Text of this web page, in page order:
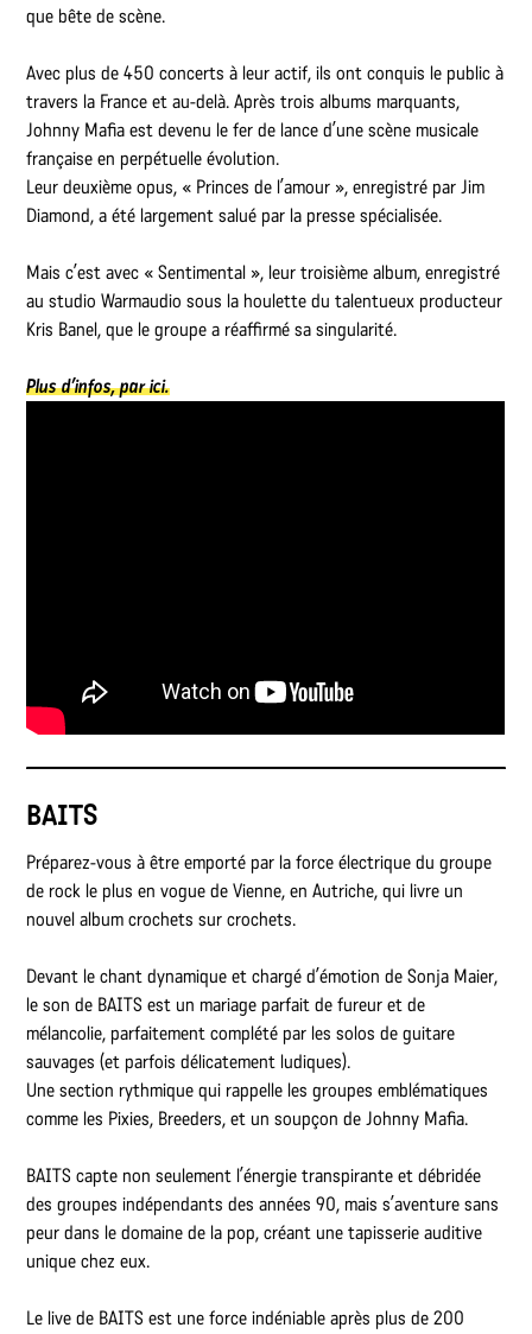
que bête de scène.
Avec plus de 450 concerts à leur actif, ils ont conquis le public à
travers la France et au-delà. Après trois albums marquants,
Johnny Mafia est devenu le fer de lance d’une scène musicale
française en perpétuelle évolution.
Leur deuxième opus, « Princes de l’amour », enregistré par Jim
Diamond, a été largement salué par la presse spécialisée.
Mais c’est avec « Sentimental », leur troisième album, enregistré
au studio Warmaudio sous la houlette du talentueux producteur
Kris Banel, que le groupe a réaffirmé sa singularité.
Plus d’infos, par ici.
BAITS
Préparez-vous à être emporté par la force électrique du groupe
de rock le plus en vogue de Vienne, en Autriche, qui livre un
nouvel album crochets sur crochets.
Devant le chant dynamique et chargé d’émotion de Sonja Maier,
le son de BAITS est un mariage parfait de fureur et de
mélancolie, parfaitement complété par les solos de guitare
sauvages (et parfois délicatement ludiques).
Une section rythmique qui rappelle les groupes emblématiques
comme les Pixies, Breeders, et un soupçon de Johnny Mafia.
BAITS capte non seulement l’énergie transpirante et débridée
des groupes indépendants des années 90, mais s’aventure sans
peur dans le domaine de la pop, créant une tapisserie auditive
unique chez eux.
Le live de BAITS est une force indéniable après plus de 200